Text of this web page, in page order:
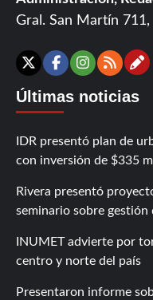
Gral. San Martín
X Facebook
RSS
Últimas noticias
IDR presentó plan de
con inversión de $335
Rivera presentó
seminario sobre gestión
INUMET advierte por
centro y norte del país
Presentaron informe